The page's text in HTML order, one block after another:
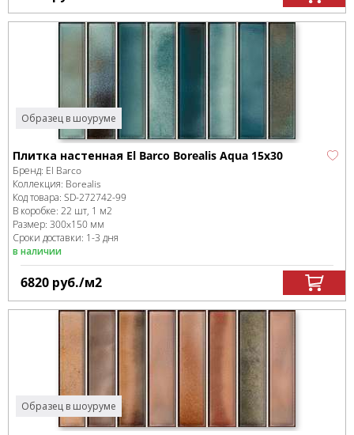
Образец в шоуруме
Плитка настенная El Barco Borealis Aqua 15x30
Бренд: El Barco
Коллекция: Borealis
Код товара: SD-272742-99
В коробке: 22 шт, 1 м2
Размер: 300x150 мм
Сроки доставки: 1-3 дня
в наличии
6820 руб./м2
Образец в шоуруме